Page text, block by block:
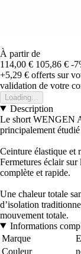
À partir de
114,00 € 105,86 € -
+5,29 € offerts sur
validation de votre
Loading...
Description
Le short WENGEN
principalement
Ceinture élastique et
Fermetures éclair
complète et rapide.
Une chaleur totale
d’isolation
mouvement totale.
Informations
Marque
Couleur